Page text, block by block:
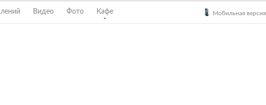
Мобильная версия
Видео Фото Кафе